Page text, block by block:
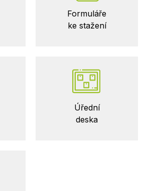
Formuláře
ke stažení
Úřední
deska